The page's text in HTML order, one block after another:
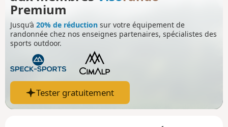
grand cloître en passant par les anciennes cellules de
détention, visitez ce trésor régional et faites tamponner
votre crédentiale !
Premium
Jusqu’à 20% de réduction sur votre équipement de
randonnée chez nos enseignes partenaires, spécialistes des
sports outdoor.
Tester gratuitement